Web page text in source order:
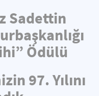
Sadettin
Ödülü
97. Yılını